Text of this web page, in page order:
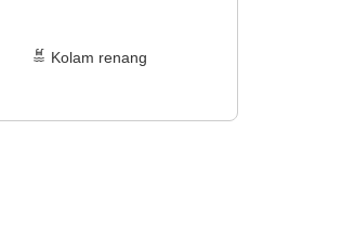
Kolam renang